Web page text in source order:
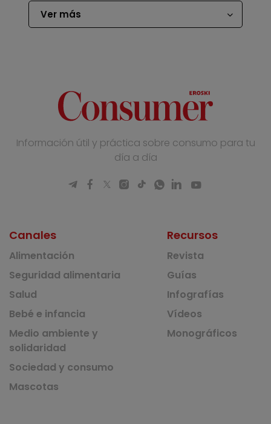
Ver más
Información útil y práctica sobre consumo para tu
día a día
Canales
Alimentación
Seguridad alimentaria
Salud
Bebé e infancia
Medio ambiente y
solidaridad
Sociedad y consumo
Mascotas
Recursos
Revista
Guías
Infografías
Vídeos
Monográficos